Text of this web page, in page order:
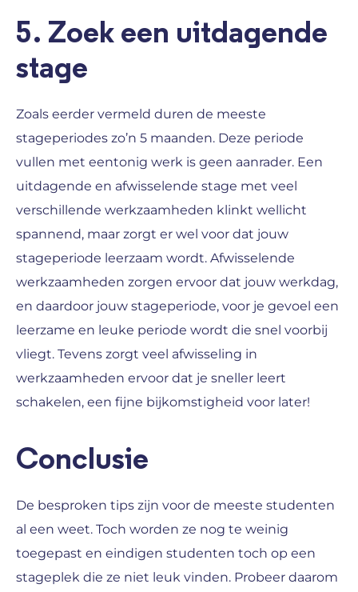
5. Zoek een uitdagende
stage
Zoals eerder vermeld duren de meeste
stageperiodes zo’n 5 maanden. Deze periode
vullen met eentonig werk is geen aanrader. Een
uitdagende en afwisselende stage met veel
verschillende werkzaamheden klinkt wellicht
spannend, maar zorgt er wel voor dat jouw
stageperiode leerzaam wordt. Afwisselende
werkzaamheden zorgen ervoor dat jouw werkdag,
en daardoor jouw stageperiode, voor je gevoel een
leerzame en leuke periode wordt die snel voorbij
vliegt. Tevens zorgt veel afwisseling in
werkzaamheden ervoor dat je sneller leert
schakelen, een fijne bijkomstigheid voor later!
Conclusie
De besproken tips zijn voor de meeste studenten
al een weet. Toch worden ze nog te weinig
toegepast en eindigen studenten toch op een
stageplek die ze niet leuk vinden. Probeer daarom